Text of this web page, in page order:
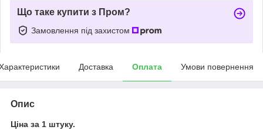
Що таке купити з Пром?
Замовлення під захистом
Доставка Оплата Умови повернення
Опис
Ціна за 1 штуку.